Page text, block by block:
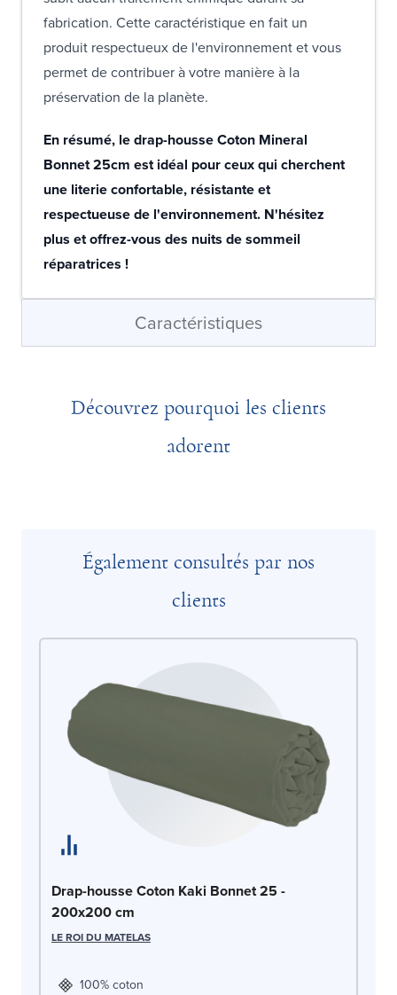
fabrication. Cette caractéristique en fait un
produit respectueux de l'environnement et vous
permet de contribuer à votre manière à la
préservation de la planète.
En résumé, le drap-housse Coton Mineral
Bonnet 25cm est idéal pour ceux qui cherchent
une literie confortable, résistante et
respectueuse de l'environnement. N'hésitez
plus et offrez-vous des nuits de sommeil
réparatrices !
Caractéristiques
Découvrez pourquoi les clients
adorent
Également consultés par nos
clients
Drap-housse Coton Kaki Bonnet 25 -
200x200 cm
LE ROI DU MATELAS
100% coton